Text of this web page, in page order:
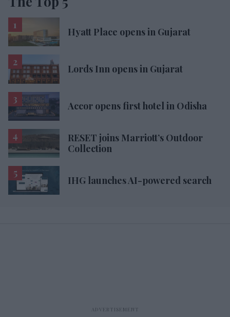
Hyatt Place opens in Gujarat
Lords Inn opens in Gujarat
Accor opens first hotel in Odisha
RESET joins Marriott’s Outdoor
Collection
IHG launches AI-powered search